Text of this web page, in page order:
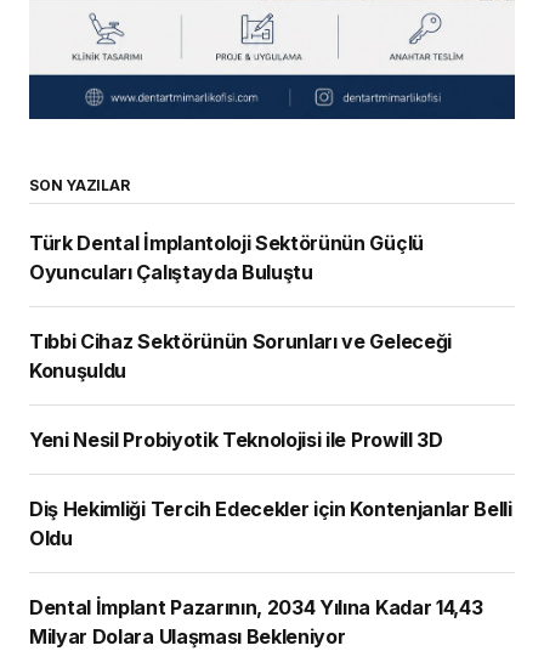
SON YAZILAR
Türk Dental İmplantoloji Sektörünün Güçlü
Oyuncuları Çalıştayda Buluştu
Tıbbi Cihaz Sektörünün Sorunları ve Geleceği
Konuşuldu
Yeni Nesil Probiyotik Teknolojisi ile Prowill 3D
Diş Hekimliği Tercih Edecekler için Kontenjanlar Belli
Oldu
Dental İmplant Pazarının, 2034 Yılına Kadar 14,43
Milyar Dolara Ulaşması Bekleniyor